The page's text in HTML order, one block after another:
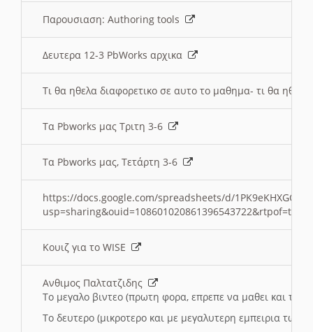
Παρουσιαση: Authoring tools
Δευτερα 12-3 PbWorks αρχικα
Τι θα ηθελα διαφορετικο σε αυτο το μαθημα- τι θα
Τα Pbworks μας Τριτη 3-6
Τα Pbworks μας, Τετάρτη 3-6
https://docs.google.com/spreadsheets/d/
Κουιζ για το WISE
Ανθιμος Παλτατζιδης
Το μεγαλο βιντεο (πρωτη φορα, επρεπε να μαθει και το
Το δευτερο (μικροτερο και με μεγαλυτερη εμπειρια